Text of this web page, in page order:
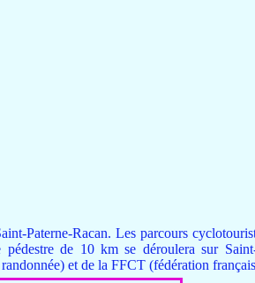
Paterne-Racan. Les parcours
de 10 km se déroulera sur
et de la FFCT (fédération